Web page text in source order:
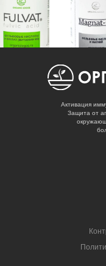
Активация
Защита от